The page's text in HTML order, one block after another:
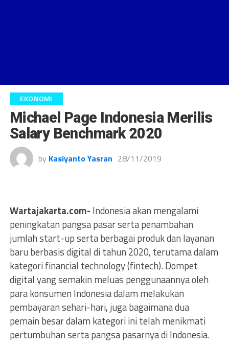
EKONOMI
Michael Page Indonesia Merilis
Salary Benchmark 2020
by Kasiyanto Yasran 28/11/2019
Wartajakarta.com- Indonesia akan mengalami
peningkatan pangsa pasar serta penambahan
jumlah start-up serta berbagai produk dan layanan
baru berbasis digital di tahun 2020, terutama dalam
kategori financial technology (fintech). Dompet
digital yang semakin meluas penggunaannya oleh
para konsumen Indonesia dalam melakukan
pembayaran sehari-hari, juga bagaimana dua
pemain besar dalam kategori ini telah menikmati
pertumbuhan serta pangsa pasarnya di Indonesia.